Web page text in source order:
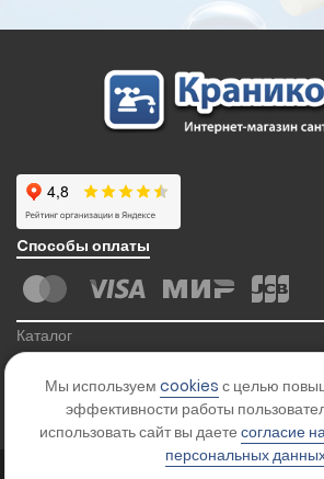
Cпособы оплаты
Каталог
Контакты
. Все права защищены.
Мы используем cookies с целью
эффективности работы
использовать сайт вы даете согласие
персональных